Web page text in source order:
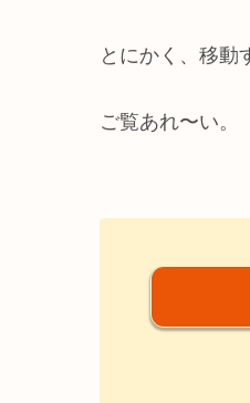
とにかく、移動
ご覧あれ〜い。